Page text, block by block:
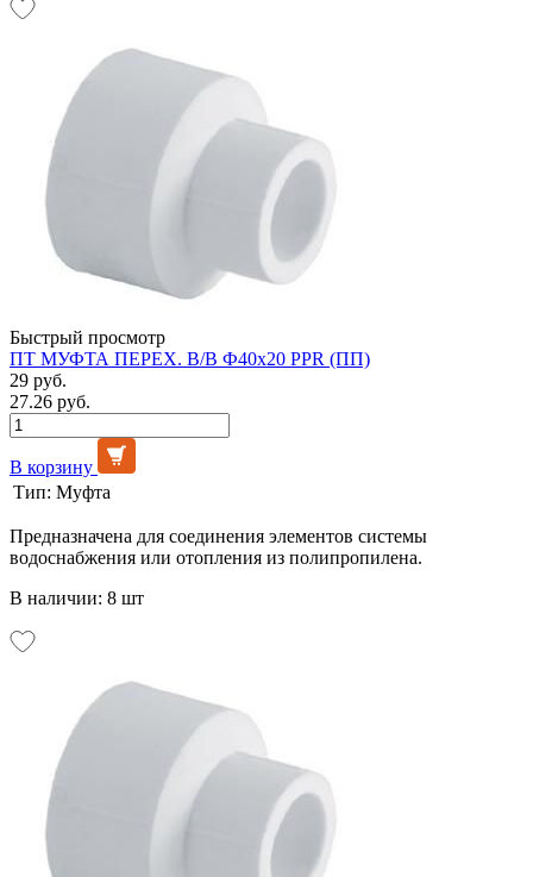
Быстрый просмотр
ПТ МУФТА ПЕРЕХ. В/В Ф40х20 PPR (ПП)
29 руб.
27.26 руб.
В корзину
Тип: Муфта
Предназначена для соединения элементов системы
водоснабжения или отопления из полипропилена.
В наличии: 8 шт